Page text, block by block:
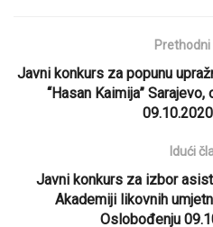
Javni konkurs za popunu
“Hasan Kaimija”
Idući
Javni konkurs za izbor
Akademiji likovnih
Oslobođenju